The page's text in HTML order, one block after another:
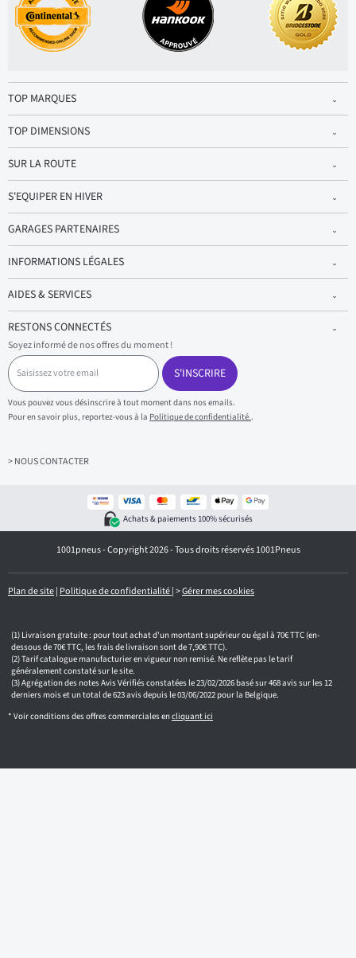
TOP MARQUES
TOP DIMENSIONS
SUR LA ROUTE
S'EQUIPER EN HIVER
GARAGES PARTENAIRES
INFORMATIONS LÉGALES
AIDES & SERVICES
RESTONS CONNECTÉS
Soyez informé de nos offres du moment !
S
a
i
s
i
s
z
i
l
S'INSCRIRE
Vous pouvez vous désinscrire à tout moment dans nos emails.
Pour en savoir plus, reportez-vous à la Politique de confidentialité..
> NOUS CONTACTER
Achats & paiements 100% sécurisés
1001pneus - Copyright 2026 - Tous droits réservés 1001Pneus
Plan de site| Politique de confidentialité|>Gérer mes cookies
Livraison gratuite : pour tout achat d'un montant supérieur ou égal à 70€ TTC (en-
dessous de 70€ TTC, les frais de livraison sont de 7,90€ TTC).
Tarif catalogue manufacturier en vigueur non remisé. Ne reflète pas le tarif
généralement constaté sur le site.
Agrégation des notes Avis Vérifiés constatées le 23/02/2026 basé sur 468 avis sur les 12
derniers mois et un total de 623 avis depuis le 03/06/2022 pour la Belgique.
* Voir conditions des offres commerciales encliquant ici